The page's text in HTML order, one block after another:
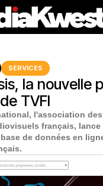
SERVICES
la nouvelle
TVFI
l'association
français,
de données en